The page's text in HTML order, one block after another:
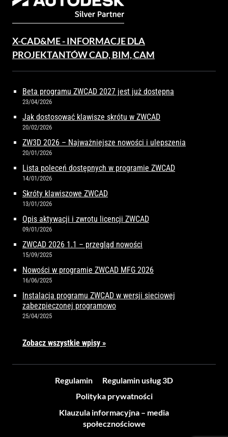
X-CAD&ME - INFORMACJE DLA
PROJEKTANTÓW CAD, BIM, CAM
Beta programu ZWCAD 2027 jest już dostępna
23/04/2026
Jak dostosować klawisze skrótu w ZWCAD
20/02/2026
ZW3D 2026 – Najważniejsze nowości i ulepszenia
20/01/2026
Lista poleceń dostępnych w programie ZWCAD
14/01/2026
Skróty klawiszowe ZWCAD
13/01/2026
Opis aktywacji i zwrotu licencji ZWCAD
09/01/2026
ZWCAD 2026 1.1 – przegląd nowości
15/09/2025
Nowości w programie ZWCAD MFG 2026
16/06/2025
Instalacja programu ZWCAD w wersji sieciowej
zabezpieczonej programowo
25/04/2025
Zobacz wszystkie wpisy »
Regulamin
Regulamin usług 3D
Polityka prywatności
Klauzula informacyjna – media
społecznościowe